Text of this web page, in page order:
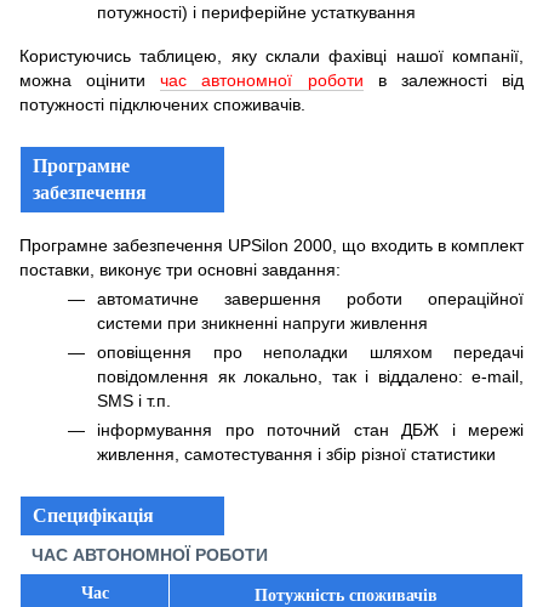
потужності) і периферійне устаткування
Користуючись таблицею, яку склали фахівці нашої компанії,
можна оцінитичас автономної роботи в залежності від
потужності підключених споживачів.
Програмне
забезпечення
Програмне забезпечення UPSilon 2000, що входить в комплект
поставки, виконує три основні завдання:
автоматичне завершення роботи операційної
системи при зникненні напруги живлення
оповіщення про неполадки шляхом передачі
повідомлення як локально, так і віддалено: e-mail,
SMS і т.п.
інформування про поточний стан ДБЖ і мережі
живлення, самотестування і збір різної статистики
Специфікація
ЧАС АВТОНОМНОЇ РОБОТИ
Час
Потужність споживачів